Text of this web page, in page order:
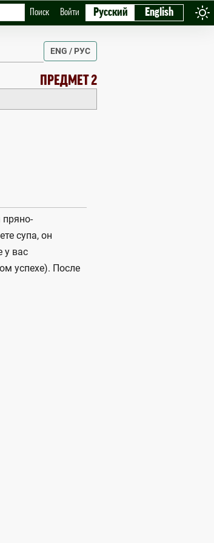
Поиск Войти Русский English
ENG / РУС
ПРЕДМЕТ 2
пряно-
супа, он
у вас
успехе). После